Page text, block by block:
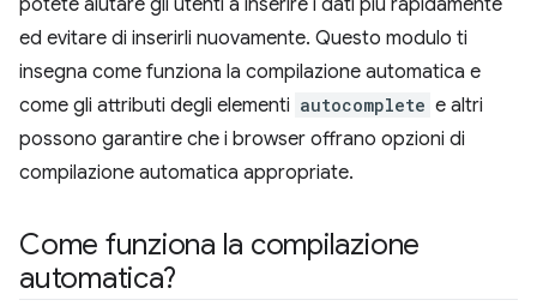
potete aiutare gli utenti a inserire i dati più rapidamente
ed evitare di inserirli nuovamente. Questo modulo ti
insegna come funziona la compilazione automatica e
come gli attributi degli elementi autocomplete e altri
possono garantire che i browser offrano opzioni di
compilazione automatica appropriate.
Come funziona la compilazione
automatica?